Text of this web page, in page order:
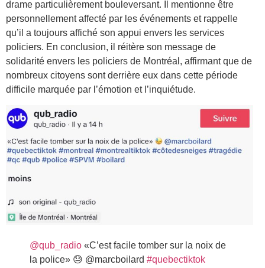
drame particulièrement bouleversant. Il mentionne être
personnellement affecté par les événements et rappelle
qu’il a toujours affiché son appui envers les services
policiers. En conclusion, il réitère son message de
solidarité envers les policiers de Montréal, affirmant que de
nombreux citoyens sont derrière eux dans cette période
difficile marquée par l’émotion et l’inquiétude.
@qub_radio «C’est facile tomber sur la noix de
la police» 😓 @marcboilard #quebectiktok